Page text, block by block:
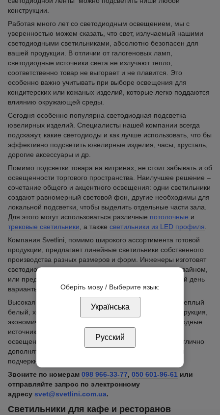
конструкции.
Работая много лет со светодиодным освещением, мы с
уверенностью можем сказать, что свет, излучаемый нашими
светодиодными светильниками, абсолютно безопасен для
вашей продукции. В отличии от галогеновых ламп,
светодиодные источники света не излучают тепло,
соответственно товар не выгорает и не плавится. Это
особенно важно учитывать при выборе освещения для
кондитерских или кожаных изделий, которые легко поддаются
влиянию окружающей среды.
Сегодня особенно популярна светодиодная подсветка
ювелирных изделий. Специалисты нашей компании всегда
подскажут, какие светодиоды и как лучше использовать, что бы
эффективно подсветить ювелирные изделия, часы, хрусталь,
дорогие аксессуары и др.
Помимо подсветки товара на витринах, не стоит забывать и об
освещенности торгового пространства. Наилучшее решение –
сочетание общего и акцентного освещения: одни светильники
создают равномерный световой фон, другие необходимы для
локальной подсветки, чтобы выделить отдельные части зала.
Для этого могут использоваться различные потолочные и
трековые светильники , а также светильники из LED профиля
Компания Svetlini, помимо широкого ассортимента готовой
продукции, предлагает линейные светильники собственного
производства разных размеров и форм. Инженеры изготовят
светодиодные конструкции, руководствуясь вашим дизайном,
или предложат вам самые актуальные на сегодняшний день
варианты.
Высокая яркость свечения, оттенки белых свечений (теплый
белый, холодный белый), простая и компактная конструкция,
экономичность и долгий срок службы делают светодиодные
источники света поистине выгодным вариантом для
освещения. Светодиодный ленты с RGB свечением отлично
дополнят оригинальный дизайн интерьера магазина и
подчеркнут нестандартные концепции бренда.
Звоните по номерам 098 966-33-77, 050 601-96-61 или
отправляйте запрос по электронному
адресу svet@svetlini.com.ua.
Светильники для кафе и ресторанов
Оберіть мову / Выберите язык:
Українська
Русский